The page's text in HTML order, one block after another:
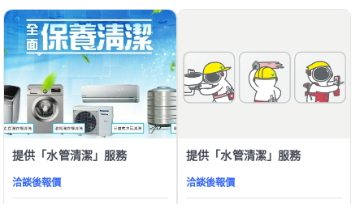
提供「水管清潔」服務
洽談後報價
提供「水管清潔」服務
洽談後報價